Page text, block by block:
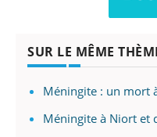
SUR LE MÊME
Méningite : un mort
Méningite à Niort et